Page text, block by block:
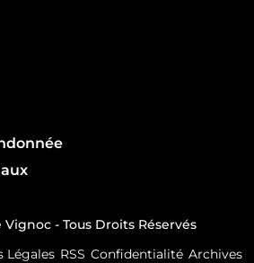
- Tous Droits Réservés
Légales RSS Confidentialité Archives